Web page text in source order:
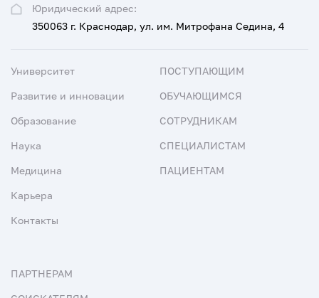
Юридический адрес:
350063 г. Краснодар, ул. им. Митрофана Седина, 4
Университет
Развитие и инновации
Образование
Наука
Медицина
Карьера
Контакты
ПОСТУПАЮЩИМ
ОБУЧАЮЩИМСЯ
СОТРУДНИКАМ
СПЕЦИАЛИСТАМ
ПАЦИЕНТАМ
ПАРТНЕРАМ